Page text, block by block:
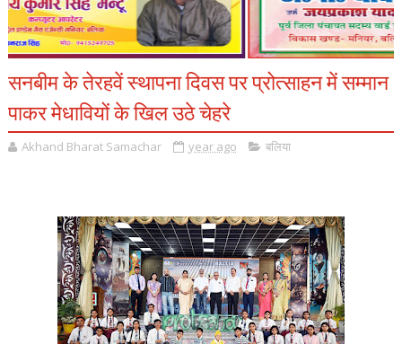
सनबीम के तेरहवें स्थापना दिवस पर प्रोत्साहन में सम्मान
पाकर मेधावियों के खिल उठे चेहरे
Akhand Bharat Samachar year ago बलिया